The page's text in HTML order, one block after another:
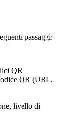
passaggi:
QR
QR (URL,
livello di